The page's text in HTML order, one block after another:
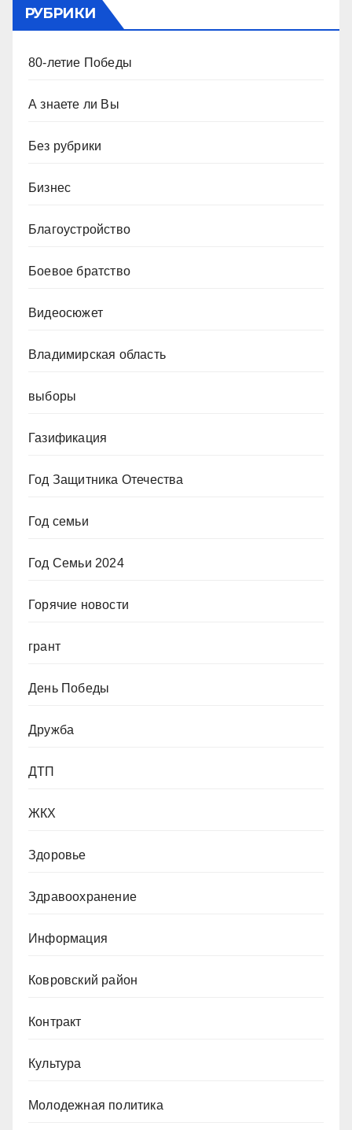
РУБРИКИ
80-летие Победы
А знаете ли Вы
Без рубрики
Бизнес
Благоустройство
Боевое братство
Видеосюжет
Владимирская область
выборы
Газификация
Год Защитника Отечества
Год семьи
Год Семьи 2024
Горячие новости
грант
День Победы
Дружба
ДТП
ЖКХ
Здоровье
Здравоохранение
Информация
Ковровский район
Контракт
Культура
Молодежная политика